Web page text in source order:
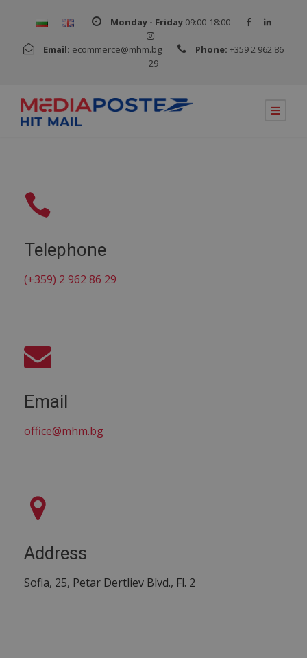
Monday - Friday 09:00-18:00
Email: ecommerce@mhm.bg Phone: +359 2 962 86
29
Telephone
(+359) 2 962 86 29
Email
office@mhm.bg
Address
Sofia, 25, Petar Dertliev Blvd., Fl. 2